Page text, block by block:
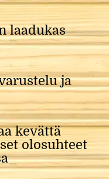
laadukas
ja
kevättä
olosuhteet